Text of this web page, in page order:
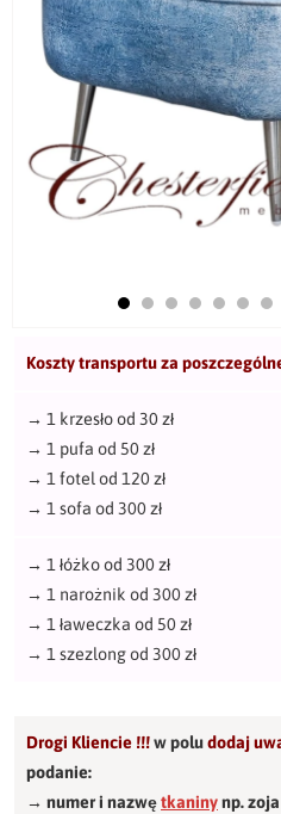
Koszty transportu za
→ 1 krzesło od 30 zł
→ 1 pufa od 50 zł
→ 1 fotel od 120 zł
→ 1 sofa od 300 zł
→ 1 łóżko od 300 zł
→ 1 narożnik od 300 zł
→ 1 ławeczka od 50 zł
→ 1 szezlong od 300 zł
Drogi Kliencie !!!w poludodaj
podanie:
→ numer i nazwętkaninynp.